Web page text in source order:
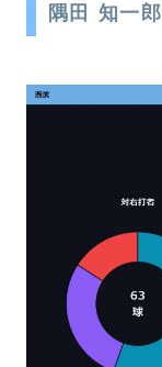
隅田 知一郎